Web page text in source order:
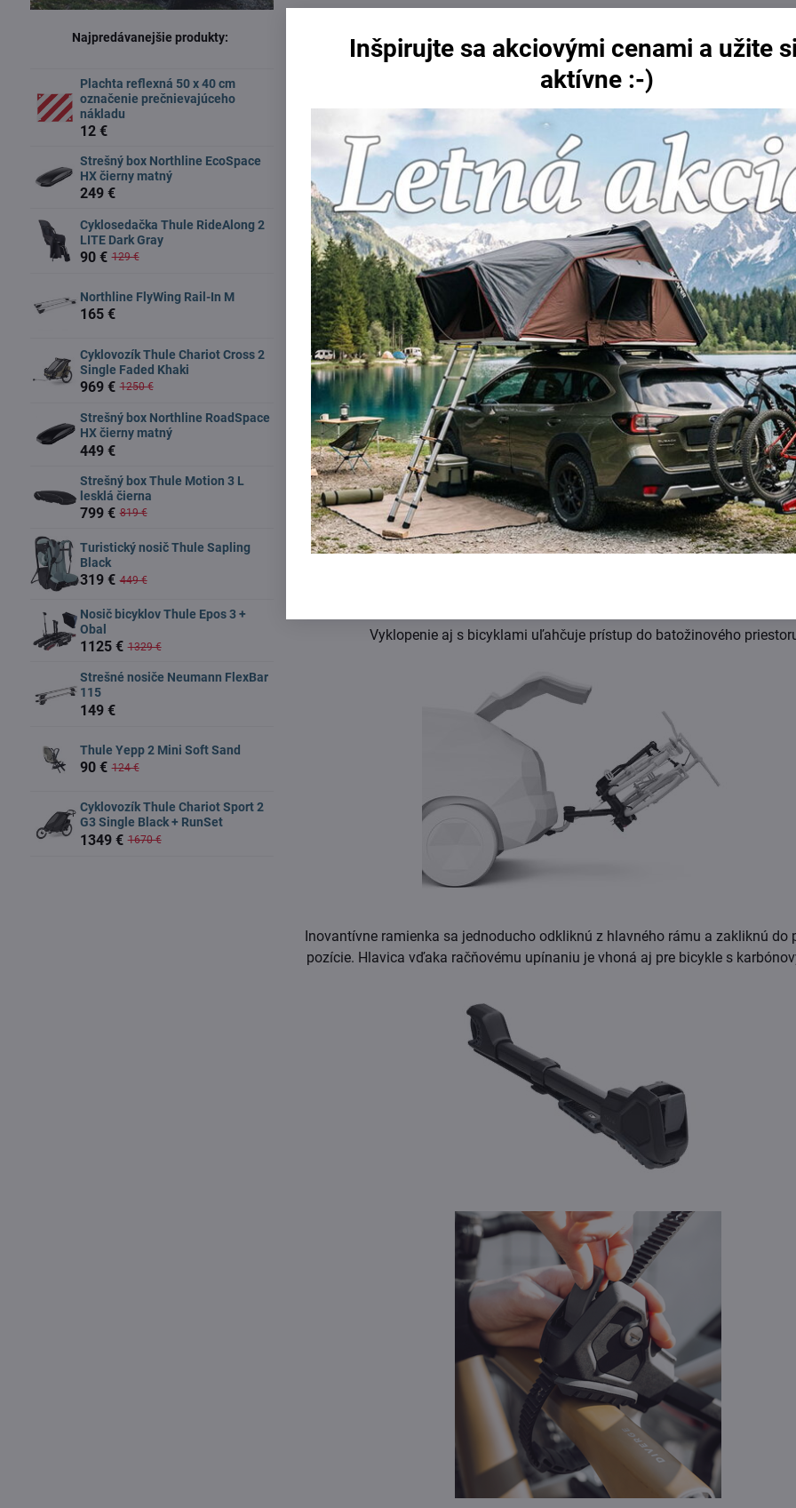
Manipulácia je aj vďaka rukoväti veľmi jednoduchá:
Vyklopenie aj s bicyklami uľahčuje prístup do batožinového
Inovantívne ramienka sa jednoducho odkliknú z hlavného rámu a zakliknú do
pozície. Hlavica vďaka račňovému upínaniu je vhoná aj pre bicykle s
Najpredávanejšie produkty:
Plachta reflexná 50 x 40 cm
označenie prečnievajúceho
nákladu
12 €
Strešný box Northline EcoSpace
HX čierny matný
249 €
Cyklosedačka Thule RideAlong 2
LITE Dark Gray
90 € 129 €
Northline FlyWing Rail-In M
165 €
Cyklovozík Thule Chariot Cross 2
Single Faded Khaki
969 € 1250 €
Strešný box Northline RoadSpace
HX čierny matný
449 €
Strešný box Thule Motion 3 L
lesklá čierna
799 € 819 €
Turistický nosič Thule Sapling
Black
319 € 449 €
Nosič bicyklov Thule Epos 3 +
Obal
1125 € 1329 €
Strešné nosiče Neumann FlexBar
115
149 €
Thule Yepp 2 Mini Soft Sand
90 € 124 €
Cyklovozík Thule Chariot Sport 2
G3 Single Black + RunSet
1349 € 1670 €
Inšpirujte sa akciovými cenami a užite
aktívne :-)